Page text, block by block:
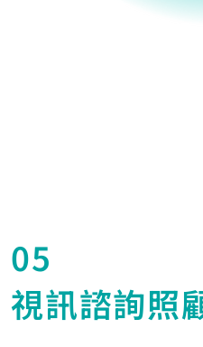
05
視訊諮詢照